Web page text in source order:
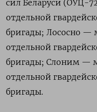
сил Беларуси (ОУЦ-
отдельной
бригады; Лососно —
отдельной
бригады; Слоним —
отдельной
бригады.